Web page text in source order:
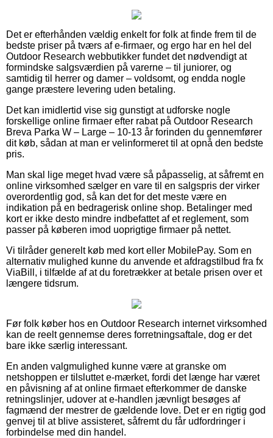
Det er efterhånden vældig enkelt for folk at finde frem til de
bedste priser på tværs af e-firmaer, og ergo har en hel del
Outdoor Research webbutikker fundet det nødvendigt at
formindske salgsværdien på varerne – til juniorer, og
samtidig til herrer og damer – voldsomt, og endda nogle
gange præstere levering uden betaling.
Det kan imidlertid vise sig gunstigt at udforske nogle
forskellige online firmaer efter rabat på Outdoor Research
Breva Parka W – Large – 10-13 år forinden du gennemfører
dit køb, sådan at man er velinformeret til at opnå den bedste
pris.
Man skal lige meget hvad være så påpasselig, at såfremt en
online virksomhed sælger en vare til en salgspris der virker
overordentlig god, så kan det for det meste være en
indikation på en bedragerisk online shop. Betalinger med
kort er ikke desto mindre indbefattet af et reglement, som
passer på køberen imod uoprigtige firmaer på nettet.
Vi tilråder generelt køb med kort eller MobilePay. Som en
alternativ mulighed kunne du anvende et afdragstilbud fra fx
ViaBill, i tilfælde af at du foretrækker at betale prisen over et
længere tidsrum.
Før folk køber hos en Outdoor Research internet virksomhed
kan de reelt gennemse deres forretningsaftale, dog er det
bare ikke særlig interessant.
En anden valgmulighed kunne være at granske om
netshoppen er tilsluttet e-mærket, fordi det længe har været
en påvisning af at online firmaet efterkommer de danske
retningslinjer, udover at e-handlen jævnligt besøges af
fagmænd der mestrer de gældende love. Det er en rigtig god
genvej til at blive assisteret, såfremt du får udfordringer i
forbindelse med din handel.